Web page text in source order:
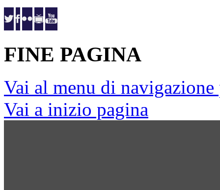
FINE PAGINA
Vai al menu di
Vai a inizio pagina